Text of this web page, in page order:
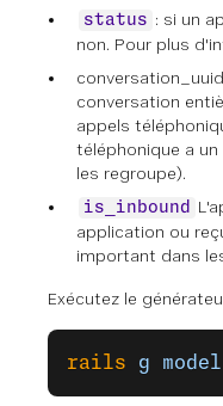
status : si un
non. Pour plus
conversation
appels
téléphonique a
les regroupe).
is_inbound
application ou
important dans
Exécutez le
rails g model